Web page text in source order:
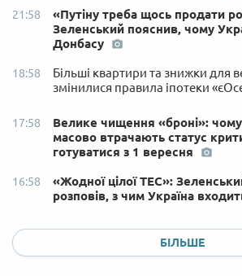
21:58
«Путіну треба щось продати
Зеленський пояснив, чому
Донбасу
18:58
Більші квартири та знижки для
змінилися правила іпотеки
17:58
Велике чищення «броні»:
масово втрачають статус
готуватися з 1 вересня
16:58
«Жодної цілої ТЕС»:
розповів, з чим Україна
БІЛЬШЕ